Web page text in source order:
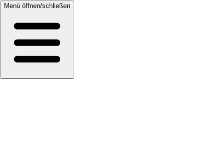
Menü öffnen/schließen